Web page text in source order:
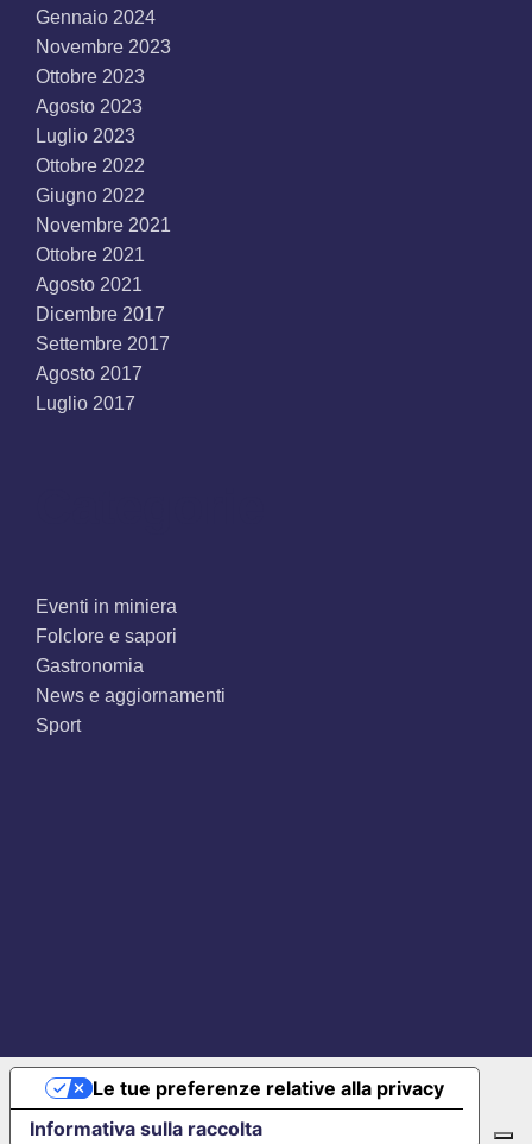
Gennaio 2024
Novembre 2023
Ottobre 2023
Agosto 2023
Luglio 2023
Ottobre 2022
Giugno 2022
Novembre 2021
Ottobre 2021
Agosto 2021
Dicembre 2017
Settembre 2017
Agosto 2017
Luglio 2017
Eventi in miniera
Folclore e sapori
Gastronomia
News e aggiornamenti
Sport
Facebook
X
Instagram
Pinterest
Informativa sulla raccolta
Le tue preferenze relative alla privacy